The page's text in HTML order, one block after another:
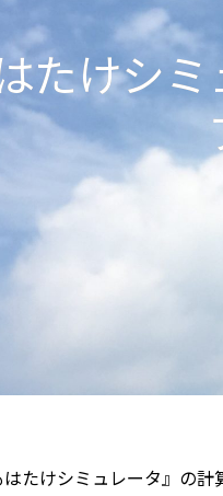
たけシ
はたけシミュレータ』の